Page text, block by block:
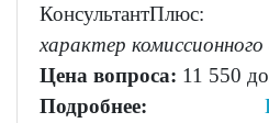
характер
Цена вопроса: 11 550
Подробнее: